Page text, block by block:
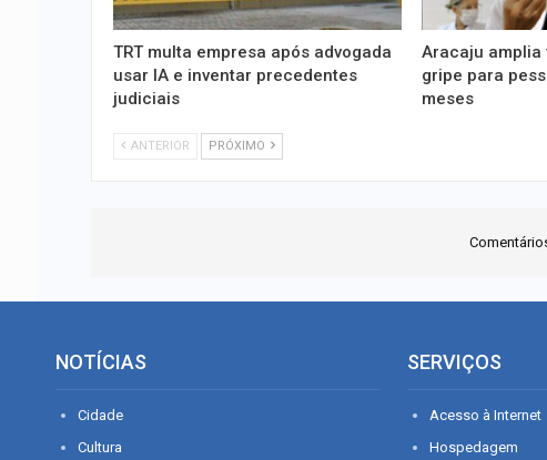
TRT multa empresa após advogada
usar IA e inventar precedentes
judiciais
Aracaju
gripe para
meses
ANTERIOR PRÓXIMO
NOTÍCIAS
Cidade
Cultura
SERVIÇOS
Acesso à Internet
Hospedagem